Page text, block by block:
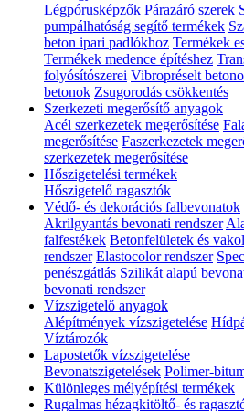
Légpórusképzők Párazáró szerek
pumpálhatóság segítő termékek
beton ipari padlókhoz Termékek
Termékek medence építéshez
folyósítószerei Vibropréselt
betonok Zsugorodás csökkentés
Szerkezeti megerősítő anyagok
Acél szerkezetek megerősítése
megerősítése Faszerkezetek
szerkezetek megerősítése
Hőszigetelési termékek
Hőszigetelő ragasztók
Védő- és dekorációs falbevonatok
Akrilgyantás bevonati rendszer
falfestékek Betonfelületek és
rendszer Elastocolor rendszer
penészgátlás Szilikát alapú
bevonati rendszer
Vízszigetelő anyagok
Alépítmények vízszigetelése
Víztározók
Lapostetők vízszigetelése
Bevonatszigetelések Polimer-
Különleges mélyépítési termékek
Rugalmas hézagkitöltő- és